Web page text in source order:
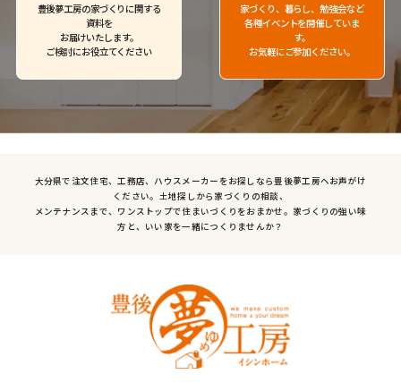
豊後夢工房の家づくりに関する
資料を
お届けいたします。
ご検討にお役立てください
家づくり、暮らし、勉強会など
各種イベントを開催していま
す。
お気軽にご参加ください。
大分県で注文住宅、工務店、ハウスメーカーをお探しなら豊後夢工房へお声がけ
ください。土地探しから家づくりの相談、
メンテナンスまで、ワンストップで住まいづくりをおまかせ。家づくりの強い味
方と、いい家を一緒につくりませんか？